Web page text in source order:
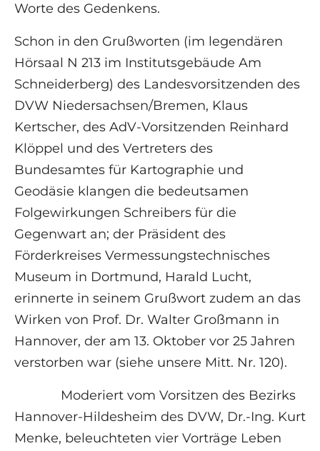
Worte des Gedenkens.
Schon in den Grußworten (im legendären
Hörsaal N 213 im Institutsgebäude Am
Schneiderberg) des Landesvorsitzenden des
DVW Niedersachsen/Bremen, Klaus
Kertscher, des AdV-Vorsitzenden Reinhard
Klöppel und des Vertreters des
Bundesamtes für Kartographie und
Geodäsie klangen die bedeutsamen
Folgewirkungen Schreibers für die
Gegenwart an; der Präsident des
Förderkreises Vermessungstechnisches
Museum in Dortmund, Harald Lucht,
erinnerte in seinem Grußwort zudem an das
Wirken von Prof. Dr. Walter Großmann in
Hannover, der am 13. Oktober vor 25 Jahren
verstorben war (siehe unsere Mitt. Nr. 120).
Moderiert vom Vorsitzen des Bezirks
Hannover-Hildesheim des DVW, Dr.-Ing. Kurt
Menke, beleuchteten vier Vorträge Leben